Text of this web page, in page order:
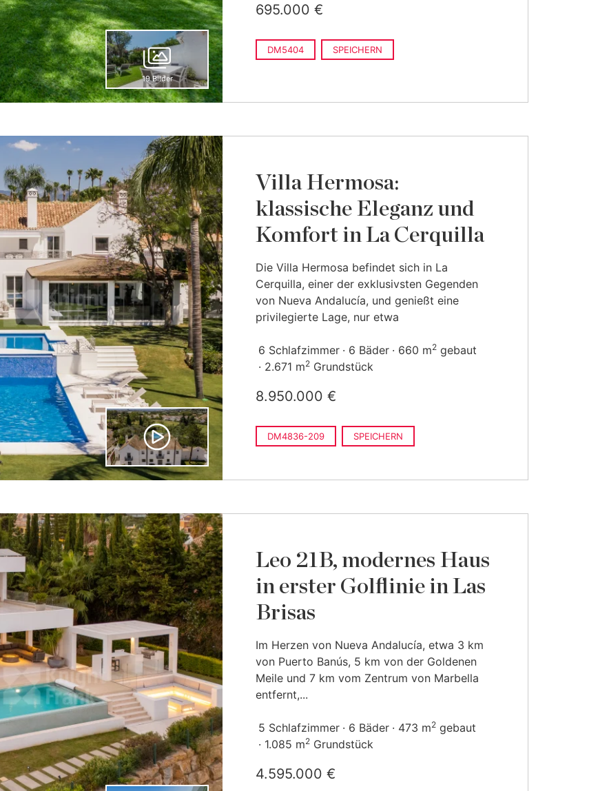
19 Bilder
695.000 €
DM5404 SPEICHERN
Villa Hermosa:
klassische Eleganz und
Komfort in La Cerquilla
Die Villa Hermosa befindet sich in La
Cerquilla, einer der exklusivsten Gegenden
von Nueva Andalucía, und genießt eine
privilegierte Lage, nur etwa
6 Schlafzimmer 6 Bäder 660 m2 gebaut
2.671 m2 Grundstück
8.950.000 €
DM4836-209 SPEICHERN
Leo 21B, modernes Haus
in erster Golflinie in Las
Brisas
Im Herzen von Nueva Andalucía, etwa 3 km
von Puerto Banús, 5 km von der Goldenen
Meile und 7 km vom Zentrum von Marbella
entfernt,...
5 Schlafzimmer 6 Bäder 473 m2 gebaut
1.085 m2 Grundstück
4.595.000 €